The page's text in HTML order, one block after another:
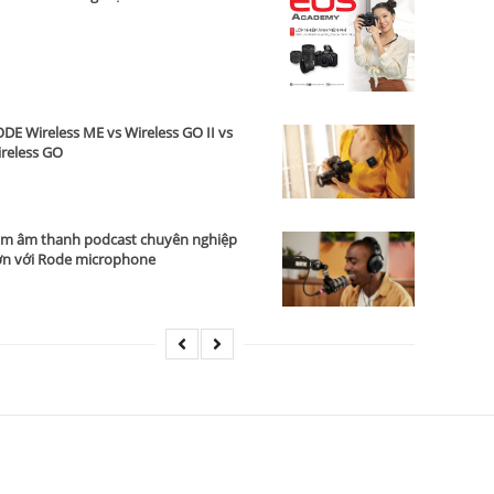
Wireless ME vs Wireless GO II vs
GO
âm thanh podcast chuyên nghiệp
với Rode microphone